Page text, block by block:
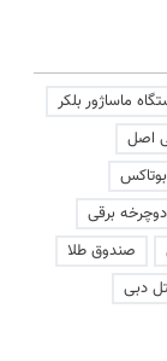
ماساژور بلکر
اصل
برقی
صندوق طلا
دبی